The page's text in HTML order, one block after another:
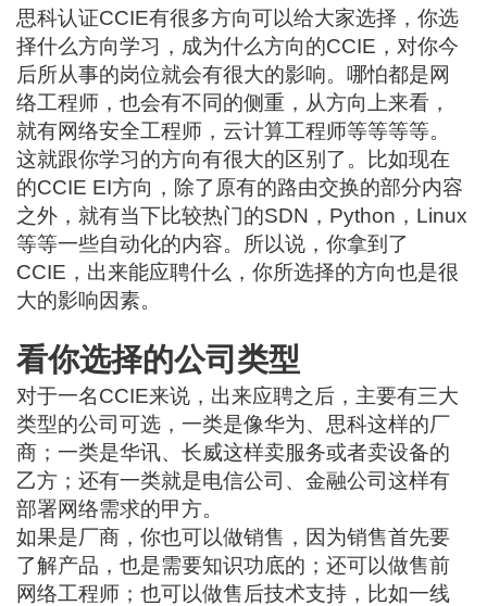
思科认证CCIE有很多方向可以给大家选择，你选
择什么方向学习，成为什么方向的CCIE，对你今
后所从事的岗位就会有很大的影响。哪怕都是网
络工程师，也会有不同的侧重，从方向上来看，
就有网络安全工程师，云计算工程师等等等等。
这就跟你学习的方向有很大的区别了。比如现在
的CCIE EI方向，除了原有的路由交换的部分内容
之外，就有当下比较热门的SDN，Python，Linux
等等一些自动化的内容。所以说，你拿到了
CCIE，出来能应聘什么，你所选择的方向也是很
大的影响因素。
看你选择的公司类型
对于一名CCIE来说，出来应聘之后，主要有三大
类型的公司可选，一类是像华为、思科这样的厂
商；一类是华讯、长威这样卖服务或者卖设备的
乙方；还有一类就是电信公司、金融公司这样有
部署网络需求的甲方。
如果是厂商，你也可以做销售，因为销售首先要
了解产品，也是需要知识功底的；还可以做售前
网络工程师；也可以做售后技术支持，比如一线